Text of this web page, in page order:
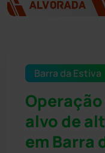
Barra da Estiva
alvo de
em Barra